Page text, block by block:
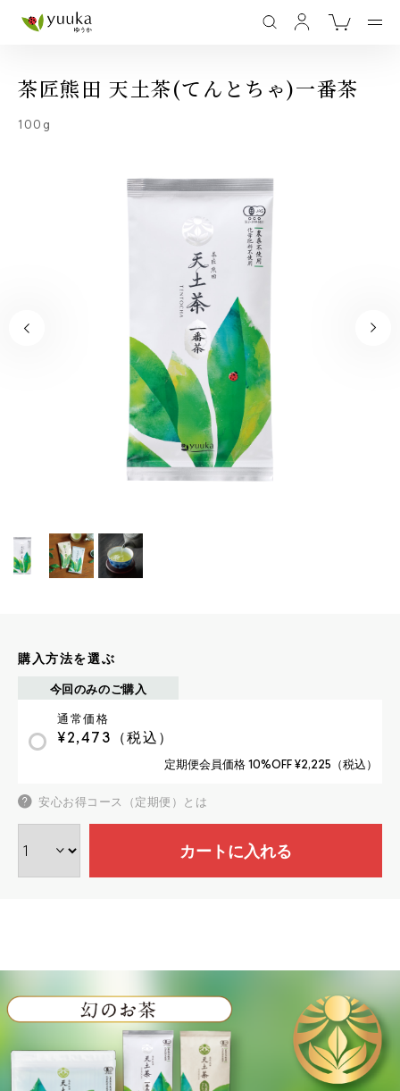
茶匠熊田 天土茶(てんとちゃ)一番茶
100g
購入方法を選ぶ
今回のみのご購入
通常価格
¥2,473 （税込）
定期便会員価格 10%OFF ¥2,225 （税込）
安心お得コース（定期便）とは
カートに入れる